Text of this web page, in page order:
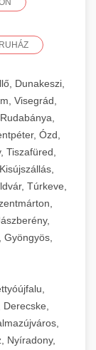
Dunakeszi,
Visegrád,
Ózd,
Tiszafüred,
Túrkeve,
Nyíradony,